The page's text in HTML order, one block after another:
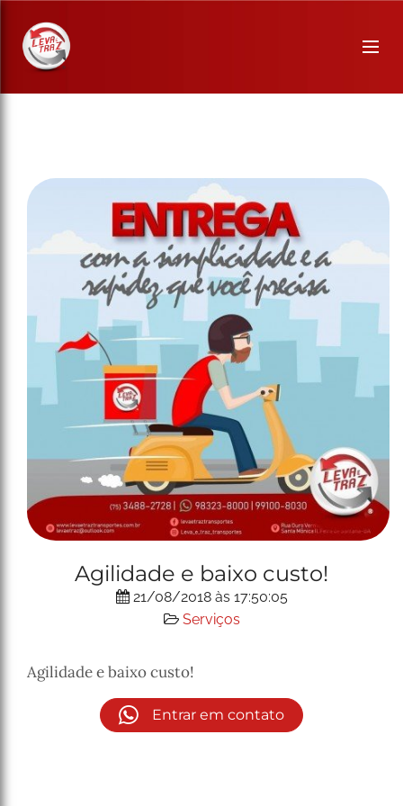
Agilidade e baixo custo!
21/08/2018 às 17:50:05
Serviços
Agilidade e baixo custo!
Entrar em contato